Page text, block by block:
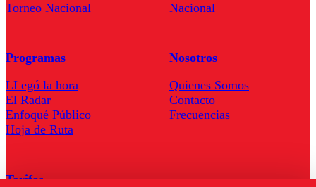
Torneo Nacional
Nacional
Programas
LLegó la hora
El Radar
Enfoqué Público
Hoja de Ruta
Nosotros
Quienes Somos
Contacto
Frecuencias
Tarifas